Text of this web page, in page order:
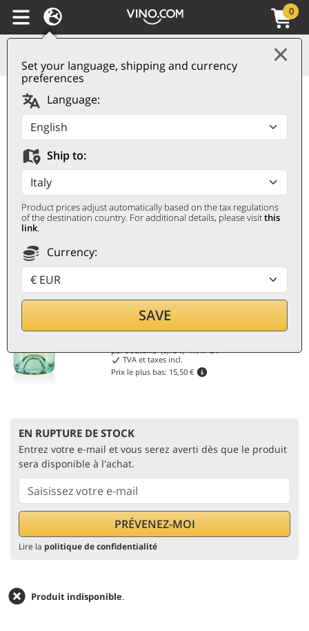
Set your language, shipping and currency
preferences
Language:
Ship to:
Product prices adjust automatically based on the tax regulations
of the destination country. For additional details, please visitthis
link.
Currency:
SAVE
0
Albana di Romagna
DOCG Colle del Re
2024 Umberto Cesari
UMBERTO CESARI
0,75 ℓ
Remise 15%
13,10€
par bouteille (0,75 ℓ)17,47€/ℓ
TVA et taxes incl.
Prix le plus bas: 15,50 €
EN RUPTURE DE STOCK
Entrez votre e-mail et vous serez averti dès que le produit
sera disponible à l'achat.
Lire la politique de confidentialité
Produit indisponible.